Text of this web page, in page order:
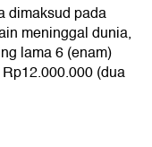
dimaksud pada
meninggal dunia,
lama 6 (enam)
(dua